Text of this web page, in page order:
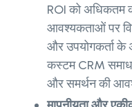
ROI को अधिकतम
आवश्यकताओं पर
और उपयोगकर्ता
कस्टम CRM
और समर्थन की